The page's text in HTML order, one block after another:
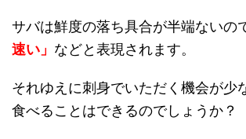
サバは鮮度の落ち具合が半端ないの
速い」 などと表現されます。
それゆえに刺身でいただく機会が少
食べることはできるのでしょうか？